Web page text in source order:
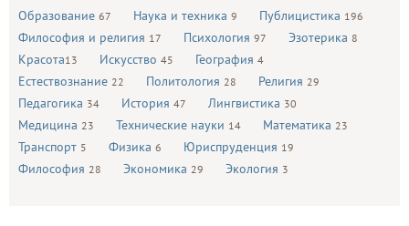
Образование 67 Наука и техника 9 Публицистика 196
Философия и религия 17 Психология 97 Эзотерика 8
Красота13 Искусство 45 География 4
Естествознание 22 Политология 28 Религия 29
Педагогика 34 История 47 Лингвистика 30
Медицина 23 Технические науки 14 Математика 23
Транспорт 5 Физика 6 Юриспруденция 19
Философия 28 Экономика 29 Экология 3